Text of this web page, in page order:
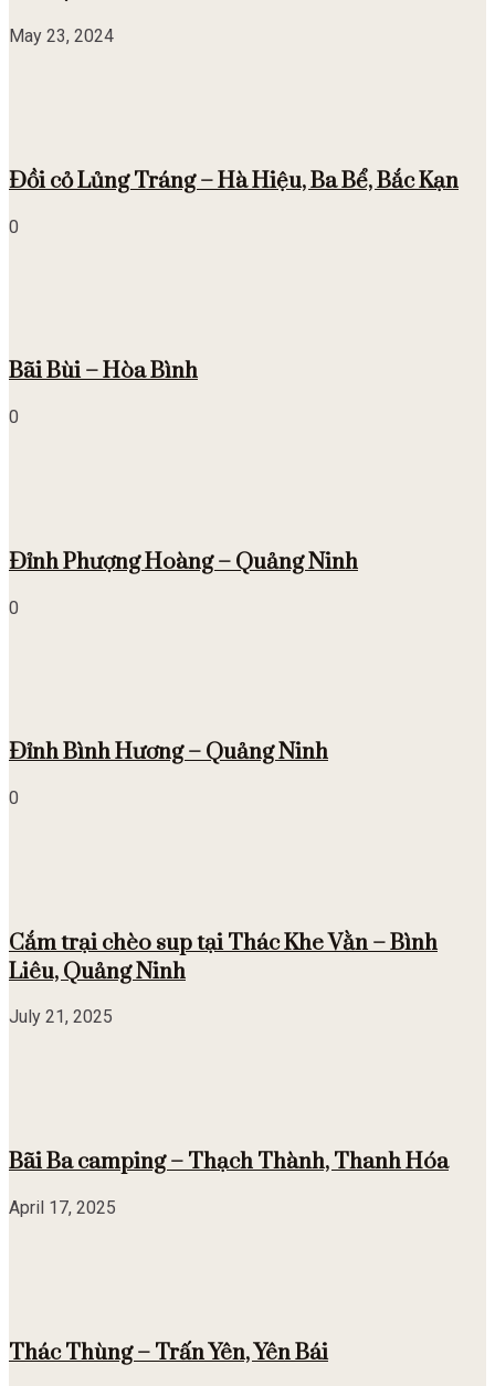
May 23, 2024
Đồi cỏ Lủng Tráng – Hà Hiệu, Ba Bể, Bắc Kạn
0
Bãi Bùi – Hòa Bình
0
Đỉnh Phượng Hoàng – Quảng Ninh
0
Đỉnh Bình Hương – Quảng Ninh
0
Cắm trại chèo sup tại Thác Khe Vằn – Bình
Liêu, Quảng Ninh
July 21, 2025
Bãi Ba camping – Thạch Thành, Thanh Hóa
April 17, 2025
Thác Thùng – Trấn Yên, Yên Bái